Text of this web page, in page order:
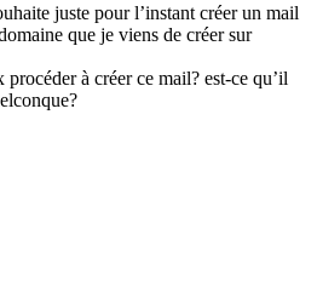
juste pour l’instant créer un mail
que je viens de créer sur
à créer ce mail? est-ce qu’il